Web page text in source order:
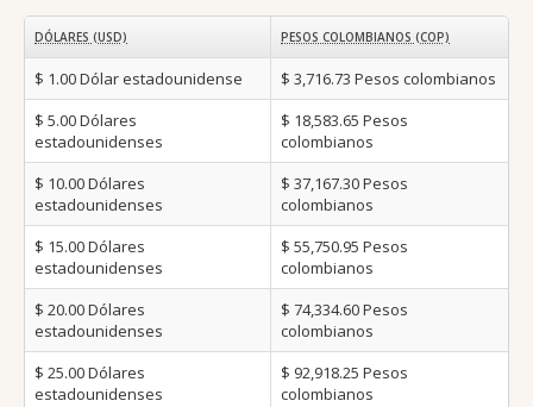
DÓLARES (USD) PESOS COLOMBIANOS (COP)
$ 1.00Dólar estadounidense $ 3,716.73 Pesos colombianos
$ 5.00Dólares
estadounidenses
$ 18,583.65 Pesos
colombianos
$ 10.00Dólares
estadounidenses
$ 37,167.30Pesos
colombianos
$ 15.00Dólares
estadounidenses
$ 55,750.95 Pesos
colombianos
$ 20.00Dólares
estadounidenses
$ 74,334.60Pesos
colombianos
$ 25.00Dólares
estadounidenses
$ 92,918.25 Pesos
colombianos